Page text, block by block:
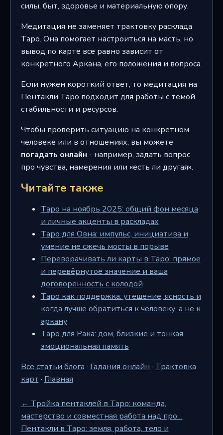
силы, быт, здоровье и материальную опору.
Медитация не заменяет трактовку расклада
Таро. Она помогает настроиться на масть, но
вывод по карте все равно зависит от
конкретного Аркана, его положения и вопроса.
Если нужен короткий ответ, то медитация на
Пентакли Таро подходит для работы с темой
стабильности и ресурсов.
Чтобы проверить ситуацию на конкретном
человеке или в отношениях, вы можете
погадать онлайн - например, задать вопрос
про чувства, намерения или «есть ли другая».
Читайте также
Таро на ноябрь 2025: общий фон месяца
и личные акценты в раскладах
Таро для Овна: импульс, инициатива и
умение не сжечь мосты в порыве
Переворачивать ли карты в Таро: прямое
и перевёрнутое значение и ваша
договорённость с колодой
Таро как поддержка: утешение, ясность и
когда лучше обратиться к человеку, а не к
аркану
Таро для Рака: дом, близкие и тонкая
эмоциональная память
Все статьи блога · Гадания онлайн · Трактовка
карт · Главная
← Тройка пентаклей в Таро: команда,
мастерство и совместная работа над про…
Пентакли в Таро: земля, работа, тело и